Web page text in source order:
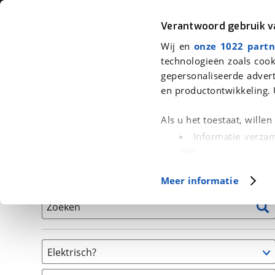
Verantwoord gebruik
Wij en onze 1022
technologieën zoals
gepersonaliseerde
en productontwikkeling.
Als u het toestaat, willen
Informatie
(fingerprinting)
in. U
Cookieverklaring.
Met cookies en
Functionele cookies
Meer informatie
Auto Fiets Motor
We hebben 0 fietsen voor je
Zoeken
Elektrisch?
Niet elektrisch (0)